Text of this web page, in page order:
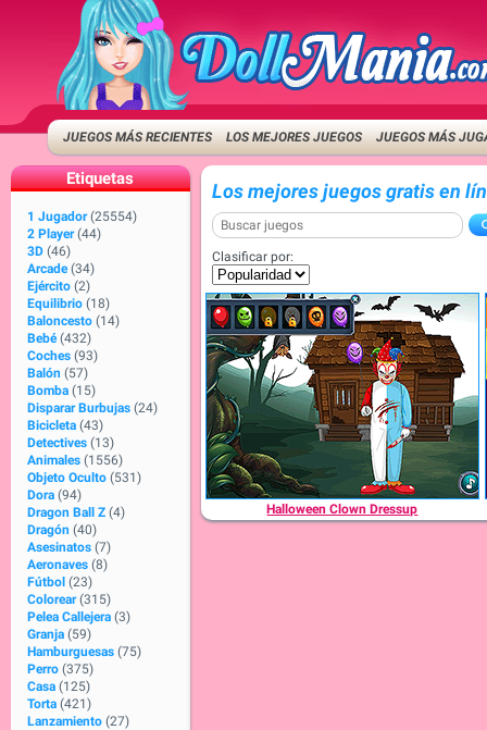
JUEGOS MÁS RECIENTES LOS MEJORES JUEGOS JUEGOS MÁS
Etiquetas
1 Jugador (25554)
2 Player (44)
3D (46)
Arcade (34)
Ejército (2)
Equilibrio (18)
Baloncesto (14)
Bebé (432)
Coches (93)
Balón (57)
Bomba (15)
Disparar Burbujas (24)
Bicicleta (43)
Detectives (13)
Animales (1556)
Objeto Oculto (531)
Dora (94)
Dragon Ball Z (4)
Dragón (40)
Asesinatos (7)
Aeronaves (8)
Fútbol (23)
Colorear (315)
Pelea Callejera (3)
Granja (59)
Hamburguesas (75)
Perro (375)
Casa (125)
Torta (421)
Lanzamiento (27)
Los mejores juegos gratis en
Clasificar por:
Halloween Clown Dressup